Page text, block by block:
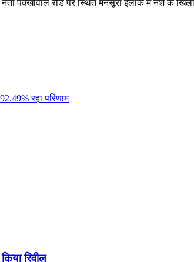
नेता पक्खोवाल रोड पर स्थित मनसूरां इलाके में नशे के
रहा परिणाम
रिवील